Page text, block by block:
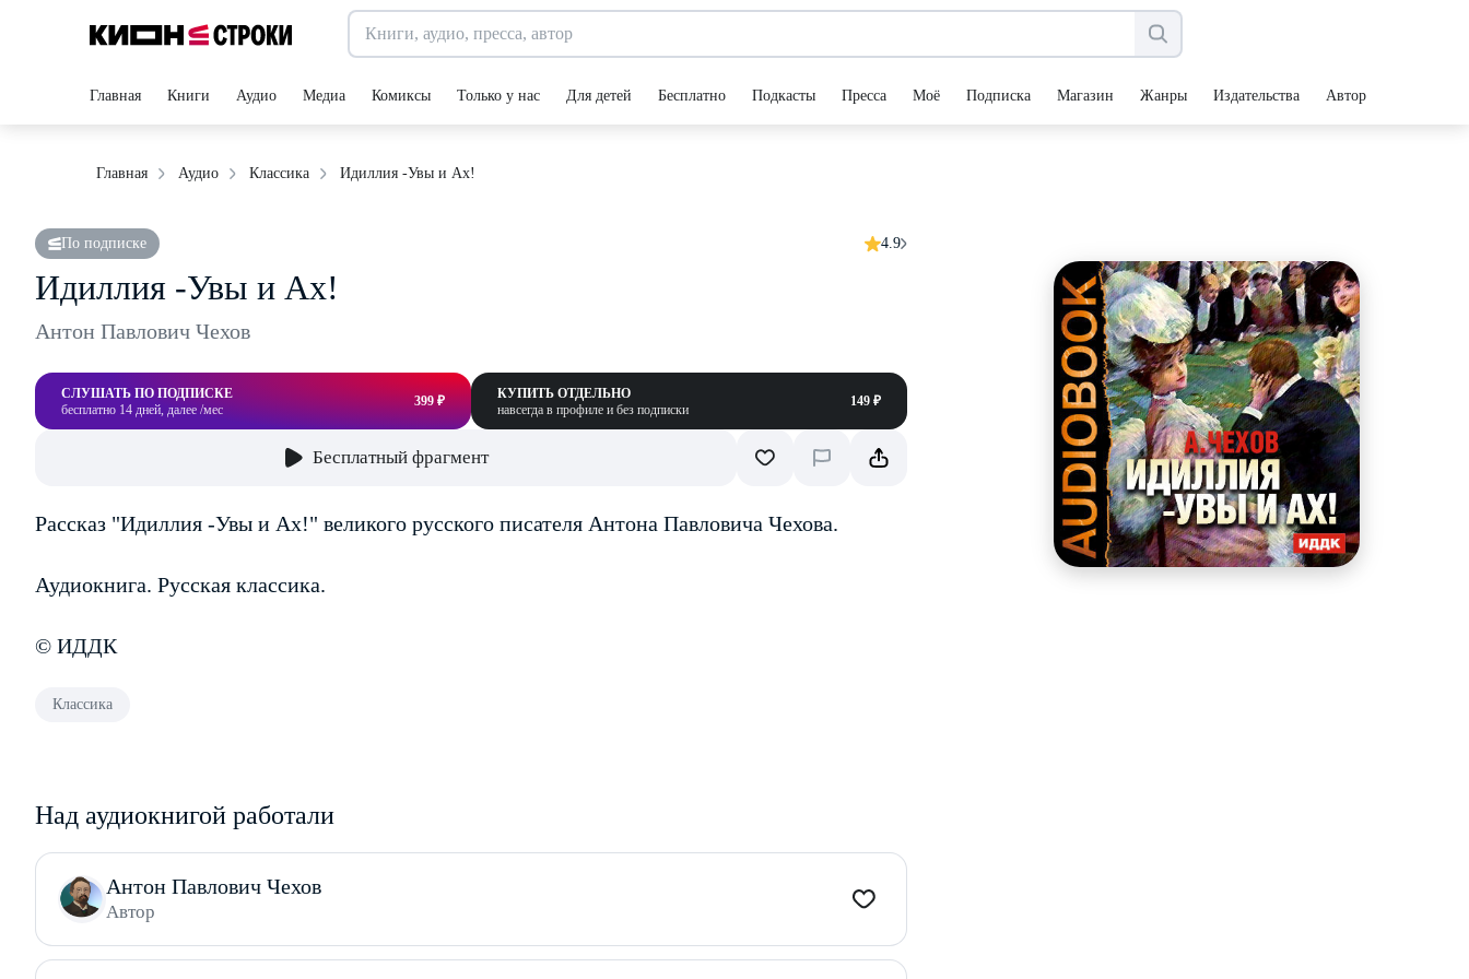
Главная Книги Аудио Медиа Комиксы Только у нас Для детей Бесплатно Подкасты Пресса Моё Подписка Магазин Жанры Издательства Авторы
Главная Аудио Классика Идиллия -Увы и Ах!
По подписке 4.9
Идиллия -Увы и Ах!
Антон Павлович Чехов
СЛУШАТЬ ПО ПОДПИСКЕ
бесплатно 14 дней, далее /мес
399 ₽
КУПИТЬ ОТДЕЛЬНО
навсегда в профиле и без подписки
149 ₽
Бесплатный фрагмент
Рассказ "Идиллия -Увы и Ах!" великого русского писателя Антона Павловича Чехова.
Аудиокнига. Русская классика.
© ИДДК
Классика
Над аудиокнигой работали
Антон Павлович Чехов
Автор